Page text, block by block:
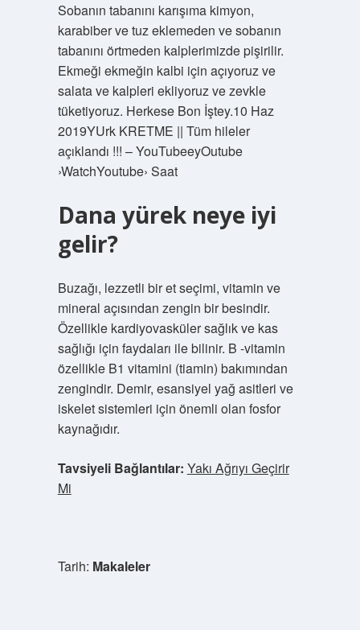
Sobanın tabanını karışıma kimyon,
karabiber ve tuz eklemeden ve sobanın
tabanını örtmeden kalplerimizde pişirilir.
Ekmeği ekmeğin kalbi için açıyoruz ve
salata ve kalpleri ekliyoruz ve zevkle
tüketiyoruz. Herkese Bon İştey.10 Haz
2019YUrk KRETME || Tüm hileler
açıklandı !!! – YouTubeeyOutube
›WatchYoutube› Saat
Dana yürek neye iyi
gelir?
Buzağı, lezzetli bir et seçimi, vitamin ve
mineral açısından zengin bir besindir.
Özellikle kardiyovasküler sağlık ve kas
sağlığı için faydaları ile bilinir. B -vitamin
özellikle B1 vitamini (tiamin) bakımından
zengindir. Demir, esansiyel yağ asitleri ve
iskelet sistemleri için önemli olan fosfor
kaynağıdır.
Tavsiyeli Bağlantılar: Yakı Ağrıyı Geçirir
Mi
Tarih: Makaleler